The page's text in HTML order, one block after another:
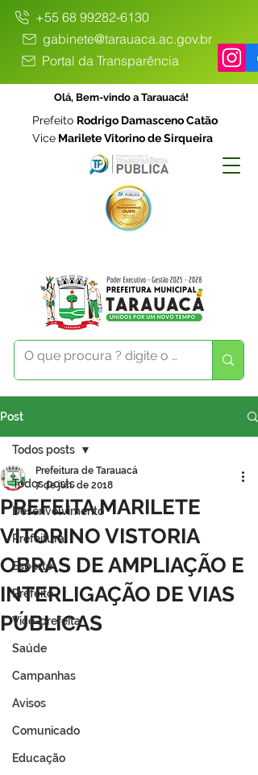
+55 68 99282-6130
gabinete@tarauaca.ac.gov.br
Portal da Transparência
Olá, Bem-vindo a Tarauacá!
Prefeito Rodrigo Damasceno Catão
Vice Marilete Vitorino de Sirqueira
Post
Todos posts
Desenvolvimento
Prefeitura
Esporte
Prefeito
Vice-prefeita
Saúde
Campanhas
Avisos
Comunicado
Educação
Todos posts
PREFEITA MARILETE
VITORINO VISTORIA
OBRAS DE AMPLIAÇÃO E
INTERLIGAÇÃO DE VIAS
PÚBLICAS
Prefeitura de Tarauacá
7 de jun. de 2018